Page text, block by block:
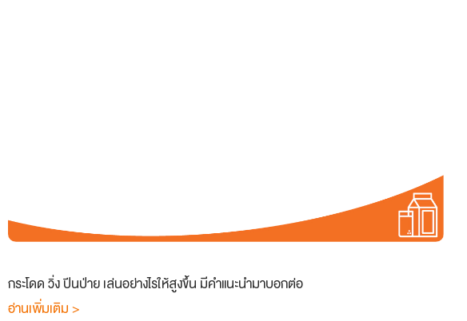
กระโดด วิ่ง ปีนป่าย เล่นอย่างไรให้สูงขึ้น มีคำแนะนำมาบอกต่อ
อ่านเพิ่มเติม >